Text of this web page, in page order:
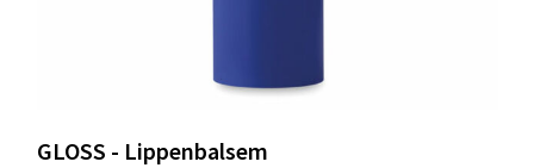
GLOSS - Lippenbalsem